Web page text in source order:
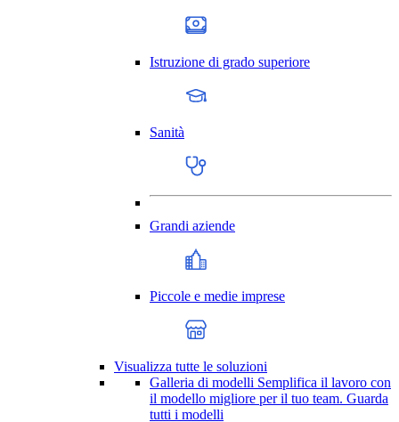
Istruzione di grado superiore
Sanità
Grandi aziende
Piccole e medie imprese
Visualizza tutte le soluzioni
Galleria di modelli Semplifica il lavoro con
il modello migliore per il tuo team. Guarda
tutti i modelli